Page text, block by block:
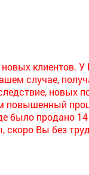
клиентов.
случае,
новых
повышенный
было продано
скоро Вы без